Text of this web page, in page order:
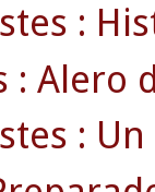
:
: Alero
: